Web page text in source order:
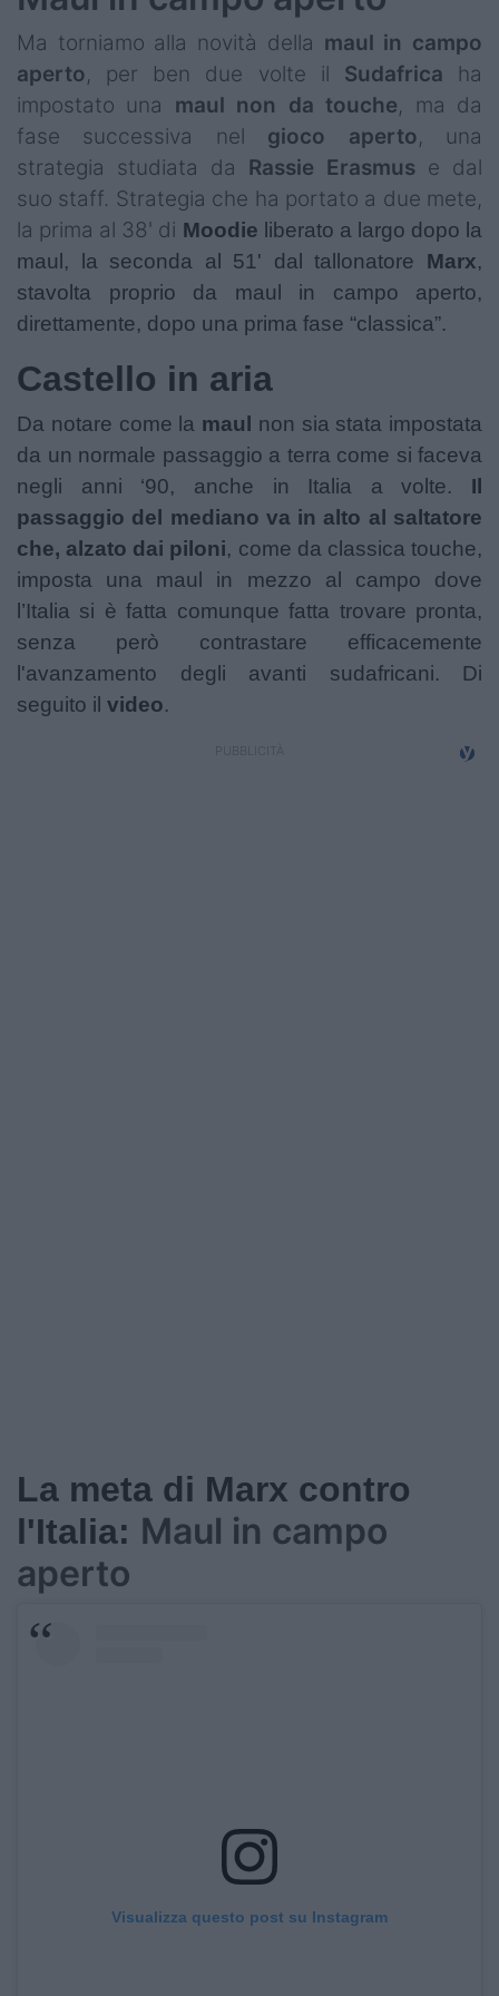
Ma torniamo alla novità della maul in campo
aperto, per ben due volte il Sudafrica ha
impostato una maul non da touche, ma da
fase successiva nel gioco aperto, una
strategia studiata da Rassie Erasmus e dal
suo staff. Strategia che ha portato a due mete,
la prima al 38' di Moodie liberato a largo dopo la
maul, la seconda al 51' dal tallonatore Marx,
stavolta proprio da maul in campo aperto,
direttamente, dopo una prima fase “classica”.
Castello in aria
Da notare come la maul
non sia stata impostata
da un normale passaggio a terra come si faceva
negli anni ‘90, anche in Italia a volte. Il
passaggio del mediano va in alto al saltatore
che, alzato dai piloni, come da classica touche,
imposta una maul in mezzo al campo dove
l’Italia si è fatta comunque fatta trovare pronta,
senza però contrastare efficacemente
l'avanzamento degli avanti sudafricani. Di
seguito il video.
La meta di Marx contro
l'Italia: Maul in campo
aperto
Visualizza questo post su Instagram